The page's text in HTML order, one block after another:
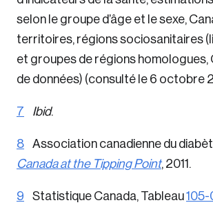
selon le groupe d’âge et le sexe,
territoires, régions sociosanitaires
et groupes de régions homologues,
de données) (consulté le 6 octobre
7 Ibid.
8 Association canadienne du
Canada at the Tipping Point, 2011.
9 Statistique Canada, Tableau